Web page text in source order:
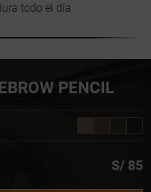
todo el día.
PENCIL
S/ 85